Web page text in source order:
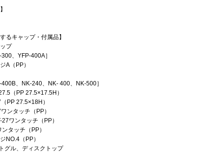
するキャップ・付属品】
プ
300、YFP-400A］
A（PP）
400B、NK-240、NK- 400、NK-500］
（PP 27.5×17.5H）
（PP 27.5×18H）
ワンタッチ（PP）
27ワンタッチ（PP）
ンタッチ（PP）
NO.4（PP）
グル、ディスクトップ